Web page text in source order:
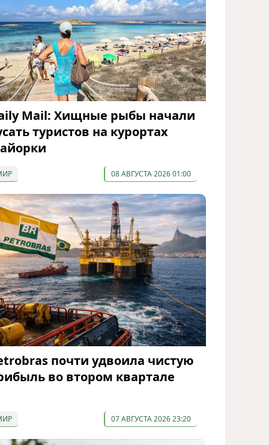
Mail: Хищные рыбы начали
туристов на курортах
08 АВГУСТА 2026 01:00
почти удвоила чистую
во втором квартале
07 АВГУСТА 2026 23:20